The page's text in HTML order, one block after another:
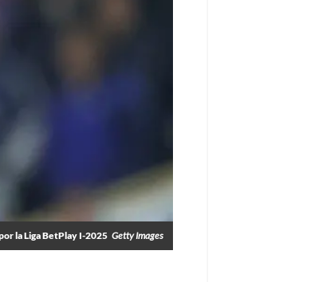
la Liga BetPlay I-2025 Getty Images